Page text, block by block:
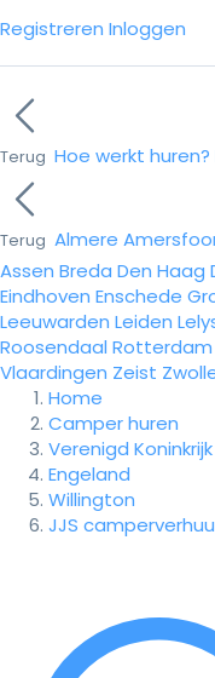
Registreren Inloggen
Terug Hoe werkt huren?
Terug Almere
Assen Breda Den Haag
Eindhoven Enschede
Leeuwarden Leiden
Roosendaal Rotterdam
Vlaardingen Zeist
Home
Camper huren
Verenigd Koninkrijk
Engeland
Willington
JJS